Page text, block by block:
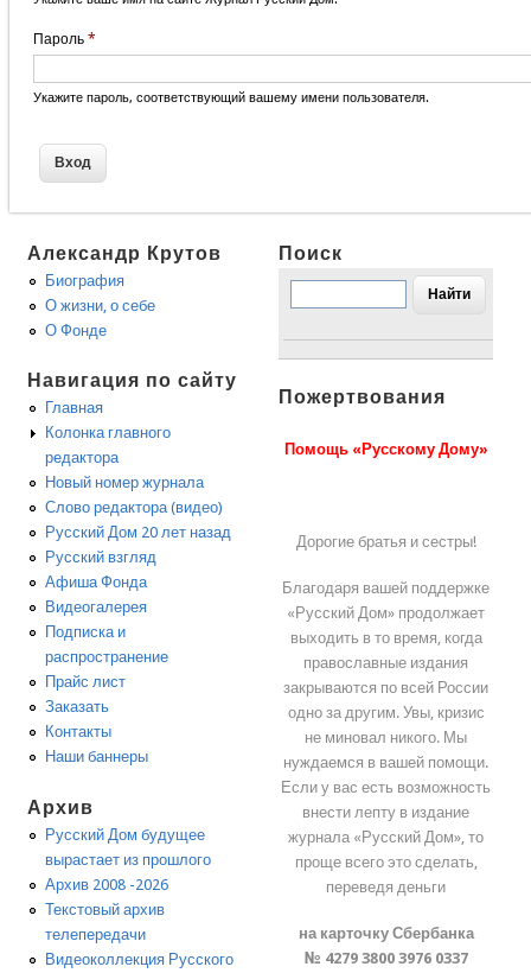
Пароль *
Укажите пароль, соответствующий вашему имени пользователя.
Александр Крутов
Биография
О жизни, о себе
О Фонде
Навигация по сайту
Главная
Колонка главного
редактора
Новый номер журнала
Слово редактора (видео)
Русский Дом 20 лет назад
Русский взгляд
Афиша Фонда
Видеогалерея
Подписка и
распространение
Прайс лист
Заказать
Контакты
Наши баннеры
Архив
Русский Дом будущее
вырастает из прошлого
Архив 2008 -2026
Текстовый архив
телепередачи
Видеоколлекция Русского
Поиск
Пожертвования
Помощь «Русскому Дому»
Дорогие братья и сестры!
Благодаря вашей поддержке
«Русский Дом» продолжает
выходить в то время, когда
православные издания
закрываются по всей России
одно за другим. Увы, кризис
не миновал никого. Мы
нуждаемся в вашей помощи.
Если у вас есть возможность
внести лепту в издание
журнала «Русский Дом», то
проще всего это сделать,
переведя деньги
на карточку Сбербанка
№ 4279 3800 3976 0337